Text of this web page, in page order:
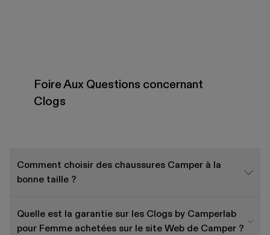
Foire Aux Questions concernant
Clogs
Comment choisir des chaussures Camper à la
bonne taille ?
Quelle est la garantie sur les Clogs by Camperlab
pour Femme achetées sur le site Web de Camper ?